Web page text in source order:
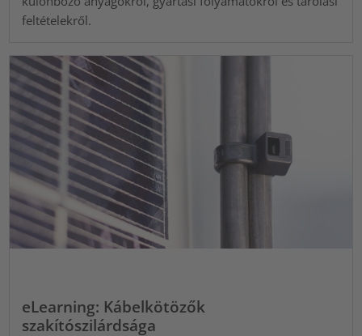
feltételekről.
eLearning: Kábelkötözők
szakítószilárdsága